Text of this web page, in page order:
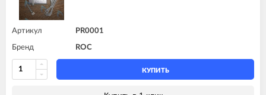
Артикул PR0001
Бренд ROC
КУПИТЬ